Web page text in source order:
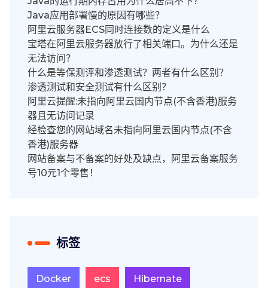
Java应用部署慢的原因有哪些？
阿里云服务器ECS同时连接数的定义是什么
宝塔在阿里云服务器放行了相关端口。为什么还是
无法访问？
什么是等保测评和渗透测试？两者有什么区别？
渗透测试和安全测试有什么区别？
阿里云提醒:未指向阿里云国内节点(不含香港)服务
器且无访问记录
经检查您的网站域名未指向阿里云国内节点(不含
香港)服务器
网站备案与不备案的好处及缺点，阿里云备案服务
号10元1个零售！
标签
Docker ecs Hibernate